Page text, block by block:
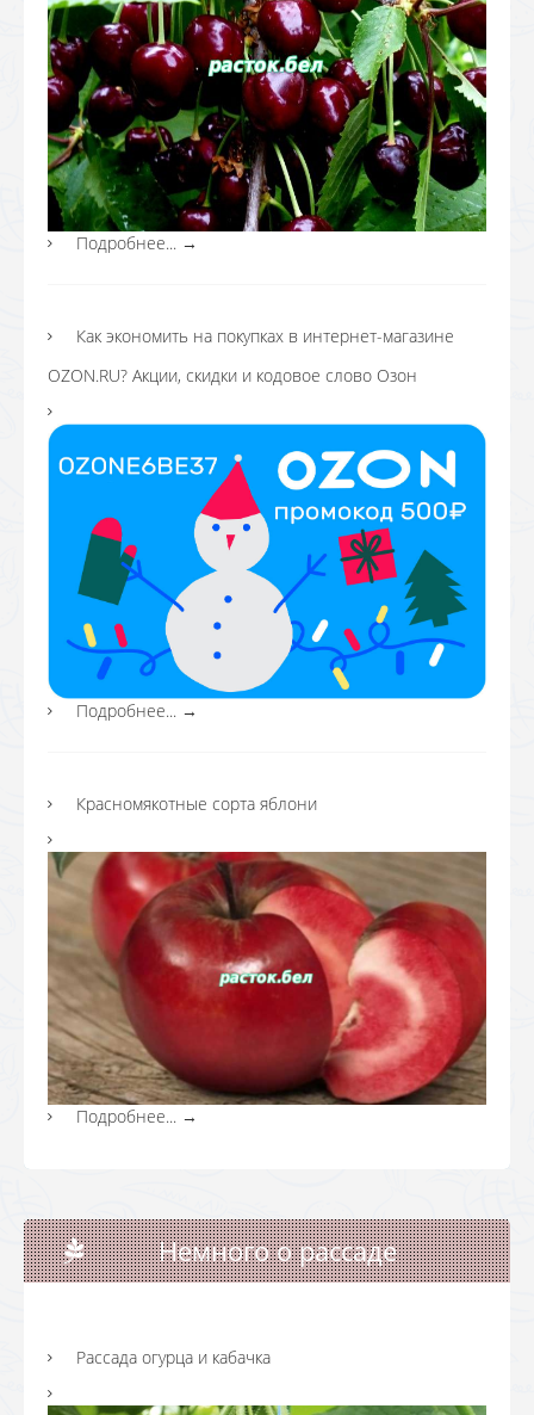
Подробнее... →
Как экономить на покупках в интернет-магазине
OZON.RU? Акции, скидки и кодовое слово Озон
Подробнее... →
Красномякотные сорта яблони
Подробнее... →
Немного о рассаде
Рассада огурца и кабачка